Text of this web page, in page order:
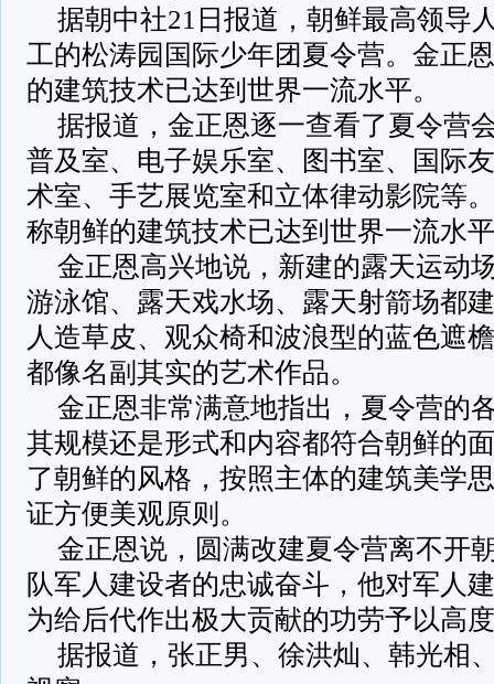
据朝中社21日报道，朝鲜最高领导
工的松涛园国际少年团夏令营。金正
的建筑技术已达到世界一流水平。
据报道，金正恩逐一查看了夏令营
普及室、电子娱乐室、图书室、国际
术室、手艺展览室和立体律动影院等
称朝鲜的建筑技术已达到世界一流水
金正恩高兴地说，新建的露天运动
游泳馆、露天戏水场、露天射箭场都
人造草皮、观众椅和波浪型的蓝色遮
都像名副其实的艺术作品。
金正恩非常满意地指出，夏令营的
其规模还是形式和内容都符合朝鲜的
了朝鲜的风格，按照主体的建筑美学
证方便美观原则。
金正恩说，圆满改建夏令营离不开
队军人建设者的忠诚奋斗，他对军人
为给后代作出极大贡献的功劳予以高
据报道，张正男、徐洪灿、韩光相